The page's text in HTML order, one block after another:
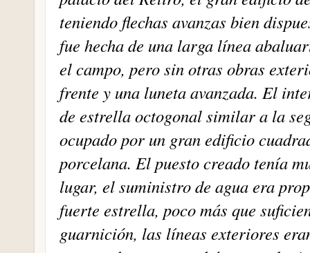
teniendo flechas avanzas bien
fue hecha de una larga línea
el campo, pero sin otras obras
frente y una luneta avanzada. El
de estrella octogonal similar a la
ocupado por un gran edificio
porcelana. El puesto creado tenía
lugar, el suministro de agua era
fuerte estrella, poco más que
guarnición, las líneas exteriores